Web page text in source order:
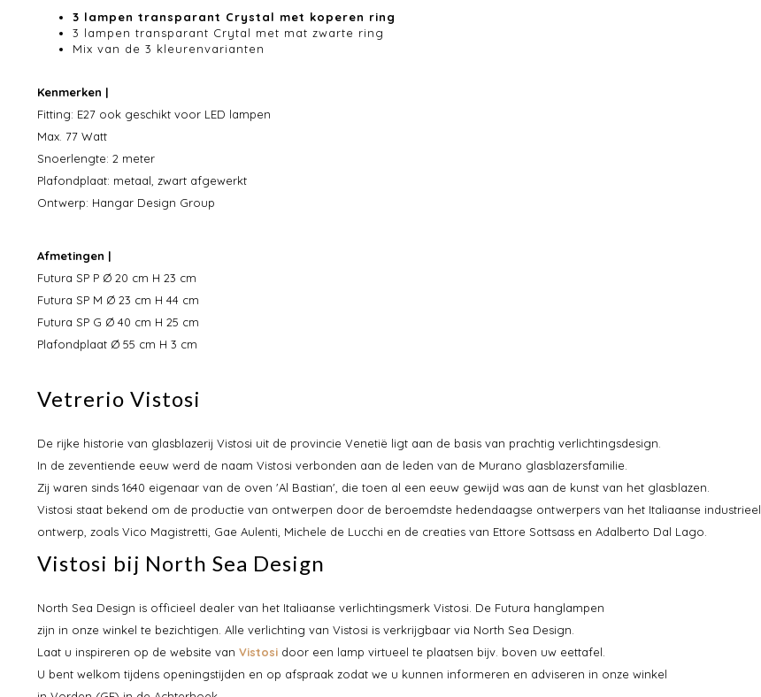
3 lampen transparant Crystal met koperen ring
3 lampen transparant Crytal met mat zwarte ring
Mix van de 3 kleurenvarianten
Kenmerken |
Fitting: E27 ook geschikt voor LED lampen
Max. 77 Watt
Snoerlengte: 2 meter
Plafondplaat: metaal, zwart afgewerkt
Ontwerp: Hangar Design Group
Afmetingen |
Futura SP P Ø 20 cm H 23 cm
Futura SP M Ø 23 cm H 44 cm
Futura SP G Ø 40 cm H 25 cm
Plafondplaat Ø 55 cm H 3 cm
Vetrerio Vistosi
De rijke historie van glasblazerij Vistosi uit de provincie Venetië ligt aan de basis van prachtig verlichtingsdesign.
In de zeventiende eeuw werd de naam Vistosi verbonden aan de leden van de Murano glasblazersfamilie.
Zij waren sinds 1640 eigenaar van de oven 'Al Bastian', die toen al een eeuw gewijd was aan de kunst van het glasblazen.
Vistosi staat bekend om de productie van ontwerpen door de beroemdste hedendaagse ontwerpers van het Italiaanse industrieel
ontwerp, zoals Vico Magistretti, Gae Aulenti, Michele de Lucchi en de creaties van Ettore Sottsass en Adalberto Dal Lago.
Vistosi bij North Sea Design
North Sea Design is officieel dealer van het Italiaanse verlichtingsmerk Vistosi. De Futura hanglampen
zijn in onze winkel te bezichtigen. Alle verlichting van Vistosi is verkrijgbaar via North Sea Design.
Laat u inspireren op de website van Vistosi door een lamp virtueel te plaatsen bijv. boven uw eettafel.
U bent welkom tijdens openingstijden en op afspraak zodat we u kunnen informeren en adviseren in onze winkel